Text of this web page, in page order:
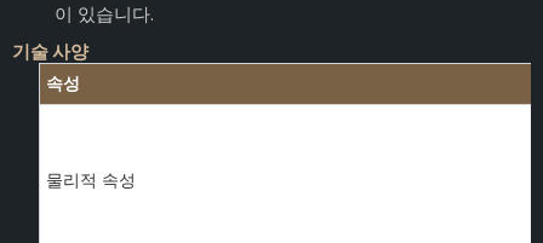
이 있습니다.
기술 사양
속성
물리적 속성